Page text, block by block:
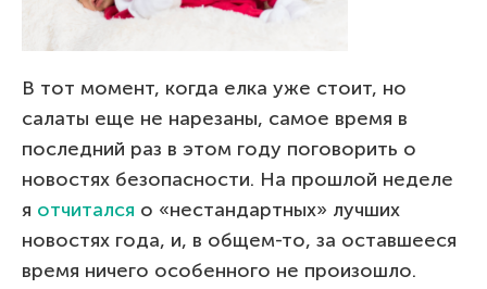
В тот момент, когда елка уже стоит, но
салаты еще не нарезаны, самое время в
последний раз в этом году поговорить о
новостях безопасности. На прошлой неделе
я отчитался о «нестандартных» лучших
новостях года, и, в общем-то, за оставшееся
время ничего особенного не произошло.